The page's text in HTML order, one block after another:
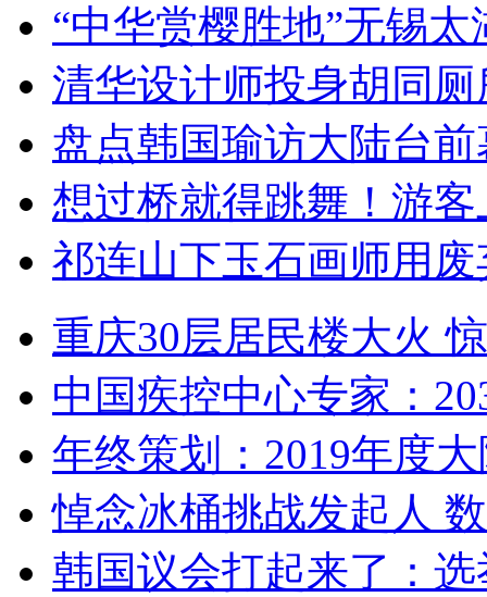
“中华赏樱胜地”无锡
清华设计师投身胡同
盘点韩国瑜访大陆台
想过桥就得跳舞！游客
祁连山下玉石画师用
重庆30层居民楼大火
中国疾控中心专家：
年终策划：2019年度
悼念冰桶挑战发起人
韩国议会打起来了：